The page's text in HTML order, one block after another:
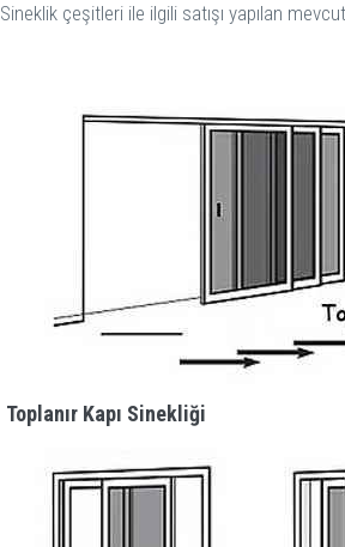
Sineklik çeşitleri ile ilgili satışı yapılan
Toplanır Kapı Sinekliği